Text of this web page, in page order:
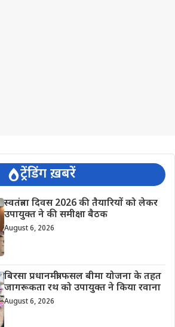
ट्रेंडिंग ख़बरें
स्वतंत्रता दिवस 2026 की तैयारियों को लेकर
उपायुक्त ने की समीक्षा बैठक
August 6, 2026
बिरसा प्रधानमंत्री फसल बीमा योजना के तहत
जागरूकता रथ को उपायुक्त ने किया रवाना
August 6, 2026